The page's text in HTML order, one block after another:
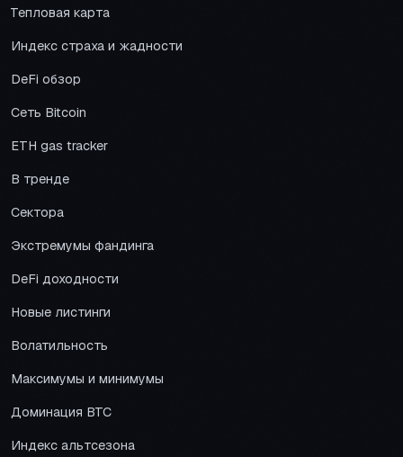
Тепловая карта
Индекс страха и жадности
DeFi обзор
Сеть Bitcoin
ETH gas tracker
В тренде
Сектора
Экстремумы фандинга
DeFi доходности
Новые листинги
Волатильность
Максимумы и минимумы
Доминация BTC
Индекс альтсезона